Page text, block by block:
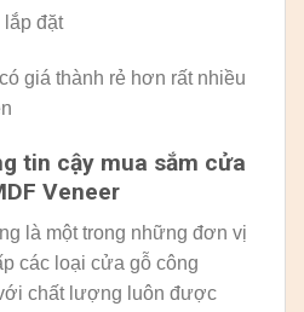
lắp đặt
giá thành rẻ hơn rất nhiều
tin cậy mua sắm cửa
Veneer
là một trong những đơn vị
các loại cửa gỗ công
chất lượng luôn được